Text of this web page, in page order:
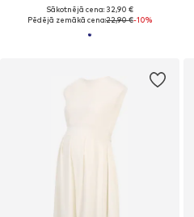
Sākotnējā cena: 32,90 €
Pēdējā zemākā cena:22,90 €-10%